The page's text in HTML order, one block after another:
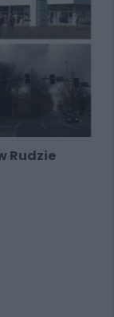
Rudzie